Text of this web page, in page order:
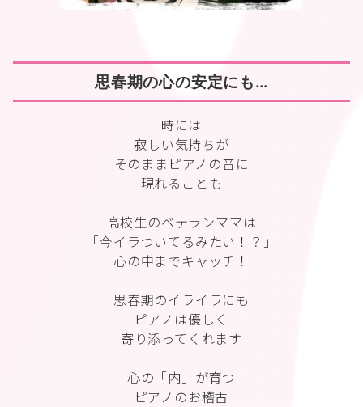
思春期の心の安定にも…
時には
寂しい気持ちが
そのままピアノの音に
現れることも
高校生のベテランママは
「今イラついてるみたい！？」
心の中までキャッチ！
思春期のイライラにも
ピアノは優しく
寄り添ってくれます
心の「内」が育つ
ピアノのお稽古